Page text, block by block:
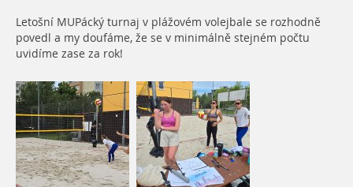
Letošní MUPácký turnaj v plážovém volejbale se rozhodně
povedl a my doufáme, že se v minimálně stejném počtu
uvidíme zase za rok!